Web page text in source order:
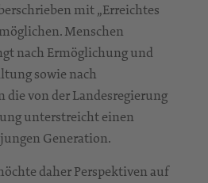
mit „Erreichtes
Menschen
nach Ermöglichung und
sowie nach
die von der Landesregierung
unterstreicht einen
jungen Generation.
daher Perspektiven auf